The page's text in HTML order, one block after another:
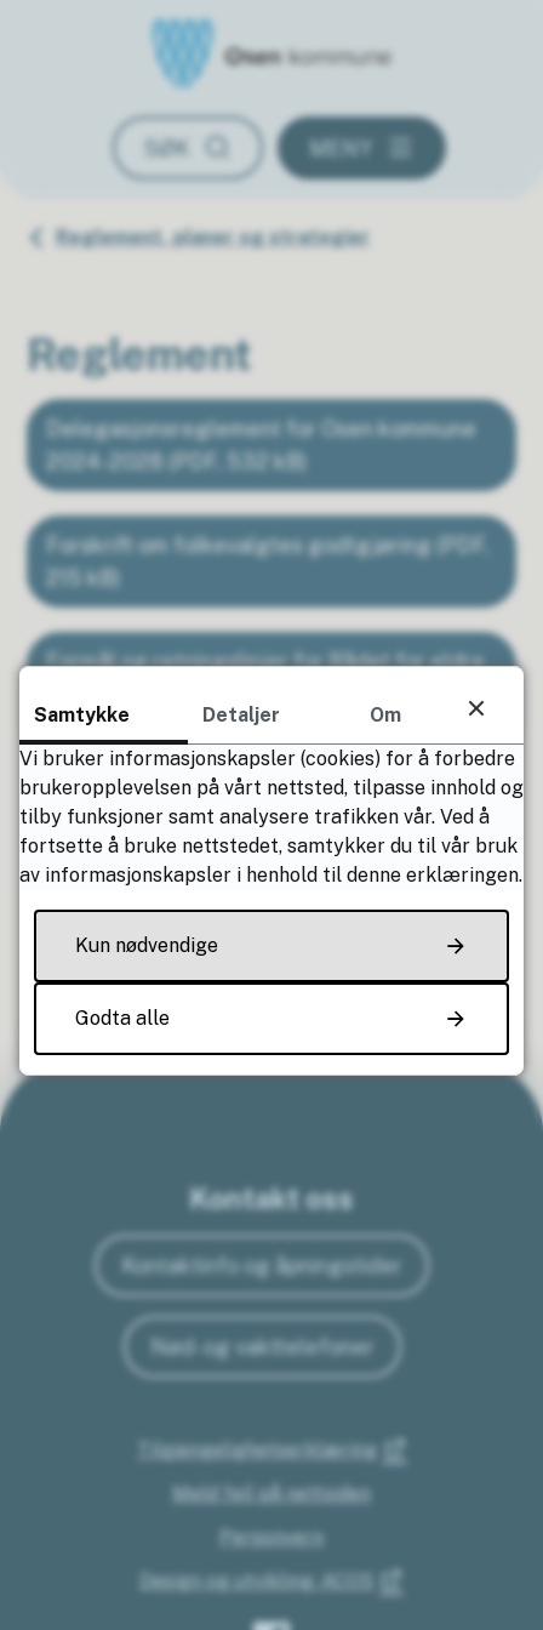
SØK MENY
Du er her:
Reglement, planer og strategier
Reglement
Delegasjonsreglement for Osen kommune
2024-2028
(PDF, 532 kB)
Forskrift om folkevalgtes godtgjøring (PDF,
215 kB)
Formål og retningslinjer for Rådet for eldre
(PDF, 282 kB)
Fant du det du lette etter?
Ja Nei
Kontakt oss
Kontaktinfo og åpningstider
Nød- og vakttelefoner
Tilgjengelighetserklæring
Meld feil på nettsiden
Personvern
Design og utvikling: ACOS
Samtykke Detaljer
Om
Vi bruker informasjonskapsler (cookies) for å forbedre
brukeropplevelsen på vårt nettsted, tilpasse innhold og
tilby funksjoner samt analysere trafikken vår. Ved å
fortsette å bruke nettstedet, samtykker du til vår bruk
av informasjonskapsler i henhold til denne erklæringen.
Kun nødvendige
Godta alle